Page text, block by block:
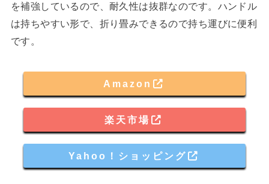
を補強しているので、耐久性は抜群なのです。ハンドル
は持ちやすい形で、折り畳みできるので持ち運びに便利
です。
Amazon
楽天市場
Yahoo！ショッピング